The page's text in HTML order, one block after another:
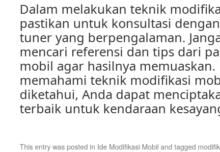
Dalam melakukan teknik
pastikan untuk konsultasi
tuner yang berpengalaman.
mencari referensi dan tips dari
mobil agar hasilnya memuaskan.
memahami teknik modifikasi
diketahui, Anda dapat
terbaik untuk kendaraan
This entry was posted in Ide Modifikasi Mobil and tagged